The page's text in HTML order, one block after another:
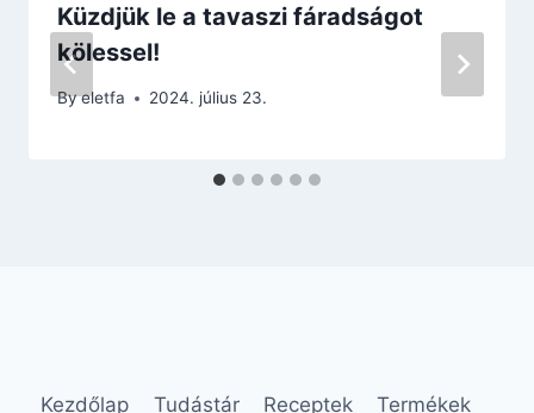
Küzdjük le a tavaszi fáradságot
kölessel!
Byeletfa 2024. július 23.
Kezdőlap Tudástár Receptek
Termékek